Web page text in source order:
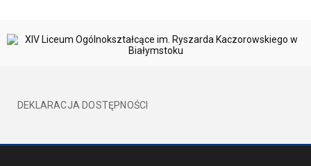
DEKLARACJA DOSTĘPNOŚCI